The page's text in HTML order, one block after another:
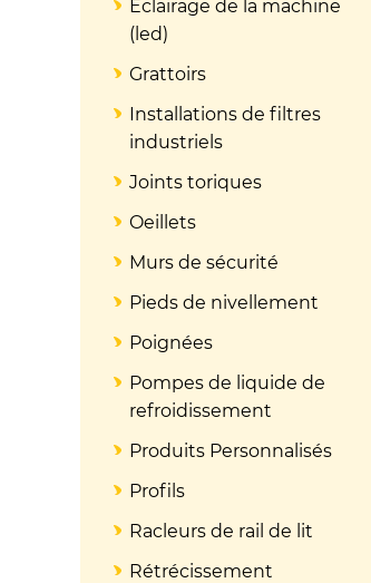
Eclairage de la machine
(led)
Grattoirs
Installations de filtres
industriels
Joints toriques
Oeillets
Murs de sécurité
Pieds de nivellement
Poignées
Pompes de liquide de
refroidissement
Produits Personnalisés
Profils
Racleurs de rail de lit
Rétrécissement